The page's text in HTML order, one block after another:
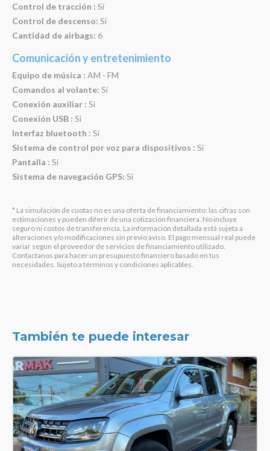
Control de tracción : Sí
Control de descenso: Sí
Cantidad de airbags: 6
Comunicación y entretenimiento
Equipo de música : AM - FM
Comandos al volante: Sí
Conexión auxiliar : Sí
Conexión USB : Sí
Interfaz bluetooth : Sí
Sistema de control por voz para dispositivos : Sí
Pantalla : Sí
Sistema de navegación GPS: Sí
* La simulación de cuotas no es una oferta de financiamiento: las cifras son
estimaciones y pueden diferir de una cotización financiera. No incluye
seguro ni costos de transferencia. La información detallada está sujeta a
alteraciones y/o modificaciones sin previo aviso. El pago mensual real puede
variar según el proveedor de servicios de financiamiento utilizado.
Contactanos para hacer un presupuesto financiero basado en tus
necesidades. Sujeto a términos y condiciones aplicables.
También te puede interesar